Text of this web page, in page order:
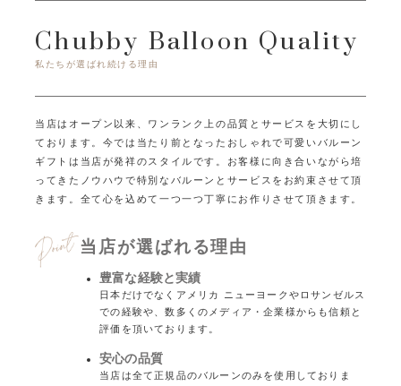
Chubby Balloon Quality
私たちが選ばれ続ける理由
当店はオープン以来、ワンランク上の品質とサービスを大切にし
ております。 今では当たり前となったおしゃれで可愛いバルーン
ギフトは当店が発祥のスタイルです。
お客様に向き合いながら培
ってきたノウハウで特別なバルーンとサービスをお約束させて頂
きます。 全て心を込めて一つ一つ丁寧にお作りさせて頂きます。
当店が選ばれる理由
豊富な経験と実績
日本だけでなくアメリカ ニューヨークやロサンゼルス
での経験や、数多くのメディア・企業様からも信頼と
評価を頂いております。
安心の品質
当店は全て正規品のバルーンのみを使用しておりま